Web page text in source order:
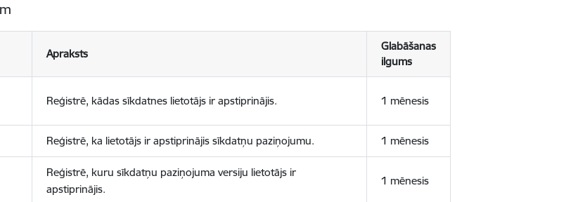
Apraksts
Glabāšanas
ilgums
Reģistrē, kādas sīkdatnes lietotājs ir apstiprinājis. 1 mēnesis
Reģistrē, ka lietotājs ir apstiprinājis sīkdatņu paziņojumu. 1 mēnesis
Reģistrē, kuru sīkdatņu paziņojuma versiju lietotājs ir
apstiprinājis.
1 mēnesis